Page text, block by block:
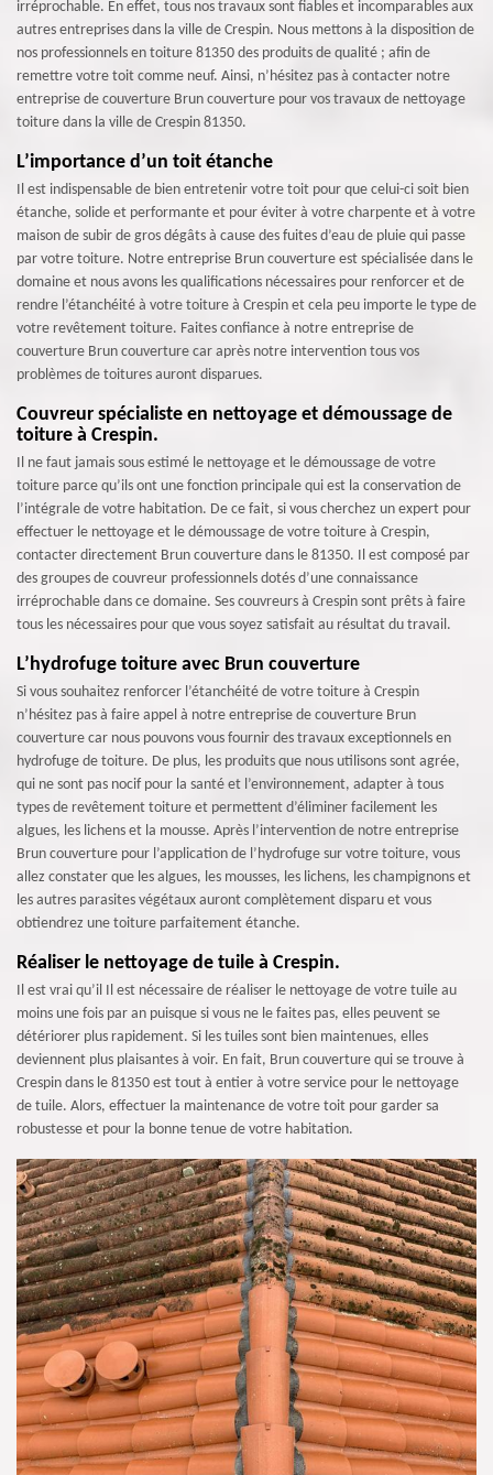
irréprochable. En effet, tous nos travaux sont fiables et incomparables aux
autres entreprises dans la ville de Crespin. Nous mettons à la disposition de
nos professionnels en toiture 81350 des produits de qualité ; afin de
remettre votre toit comme neuf. Ainsi, n’hésitez pas à contacter notre
entreprise de couverture Brun couverture pour vos travaux de nettoyage
toiture dans la ville de Crespin 81350.
L’importance d’un toit étanche
Il est indispensable de bien entretenir votre toit pour que celui-ci soit bien
étanche, solide et performante et pour éviter à votre charpente et à votre
maison de subir de gros dégâts à cause des fuites d’eau de pluie qui passe
par votre toiture. Notre entreprise Brun couverture est spécialisée dans le
domaine et nous avons les qualifications nécessaires pour renforcer et de
rendre l’étanchéité à votre toiture à Crespin et cela peu importe le type de
votre revêtement toiture. Faites confiance à notre entreprise de
couverture Brun couverture car après notre intervention tous vos
problèmes de toitures auront disparues.
Couvreur spécialiste en nettoyage et démoussage de
toiture à Crespin.
Il ne faut jamais sous estimé le nettoyage et le démoussage de votre
toiture parce qu’ils ont une fonction principale qui est la conservation de
l’intégrale de votre habitation. De ce fait, si vous cherchez un expert pour
effectuer le nettoyage et le démoussage de votre toiture à Crespin,
contacter directement Brun couverture dans le 81350. Il est composé par
des groupes de couvreur professionnels dotés d’une connaissance
irréprochable dans ce domaine. Ses couvreurs à Crespin sont prêts à faire
tous les nécessaires pour que vous soyez satisfait au résultat du travail.
L’hydrofuge toiture avec Brun couverture
Si vous souhaitez renforcer l’étanchéité de votre toiture à Crespin
n’hésitez pas à faire appel à notre entreprise de couverture Brun
couverture car nous pouvons vous fournir des travaux exceptionnels en
hydrofuge de toiture. De plus, les produits que nous utilisons sont agrée,
qui ne sont pas nocif pour la santé et l’environnement, adapter à tous
types de revêtement toiture et permettent d’éliminer facilement les
algues, les lichens et la mousse. Après l’intervention de notre entreprise
Brun couverture pour l’application de l’hydrofuge sur votre toiture, vous
allez constater que les algues, les mousses, les lichens, les champignons et
les autres parasites végétaux auront complètement disparu et vous
obtiendrez une toiture parfaitement étanche.
Réaliser le nettoyage de tuile à Crespin.
Il est vrai qu’il Il est nécessaire de réaliser le nettoyage de votre tuile au
moins une fois par an puisque si vous ne le faites pas, elles peuvent se
détériorer plus rapidement. Si les tuiles sont bien maintenues, elles
deviennent plus plaisantes à voir. En fait, Brun couverture qui se trouve à
Crespin dans le 81350 est tout à entier à votre service pour le nettoyage
de tuile. Alors, effectuer la maintenance de votre toit pour garder sa
robustesse et pour la bonne tenue de votre habitation.